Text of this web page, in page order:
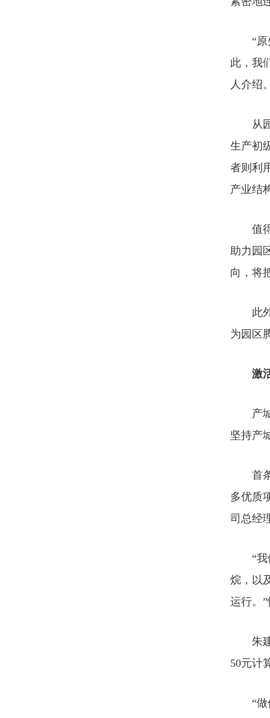
“原先
此，我
人介绍
从园
生产初
者则利
产业结
值得
助力园
向，将
此外
为园区
激活
产城
坚持产
首条
多优质
司总经
“我们
烷，以
运行。
朱建
50元计
“做优